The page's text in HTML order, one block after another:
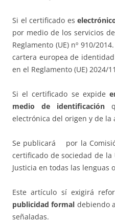
Si el certificado es
por medio de los servicios
Reglamento (UE) nº 910/
cartera europea de
en el Reglamento (UE) 2024/
Si el certificado se expide
medio de identificación
electrónica del origen y de
Se publicará por la
certificado de sociedad de la
Justicia en todas las lenguas
Este artículo sí exigirá
publicidad formal debiendo
señaladas.